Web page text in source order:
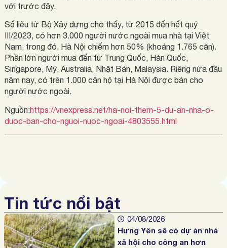
với trước đây.
Số liệu từ Bộ Xây dựng cho thấy, từ 2015 đến hết quý
III/2023, có hơn 3.000 người nước ngoài mua nhà tại Việt
Nam, trong đó, Hà Nội chiếm hơn 50% (khoảng 1.765 căn).
Phần lớn người mua đến từ Trung Quốc, Hàn Quốc,
Singapore, Mỹ, Australia, Nhật Bản, Malaysia. Riêng nửa đầu
năm nay, có trên 1.000 căn hộ tại Hà Nội được bán cho
người nước ngoài.
Nguồn:https://vnexpress.net/ha-noi-them-5-du-an-nha-o-
duoc-ban-cho-nguoi-nuoc-ngoai-4803555.html
Tin tức nổi bật
04/08/2026
Hưng Yên sẽ có dự án nhà
xã hội cho công an hơn